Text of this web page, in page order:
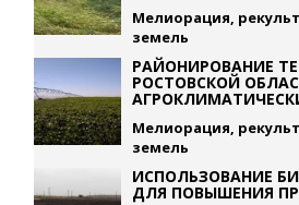
Мелиорация,
земель
РАЙОНИРОВАНИЕ
РОСТОВСКОЙ
Мелиорация,
земель
ИСПОЛЬЗОВАНИЕ
ДЛЯ ПОВЫШЕНИЯ